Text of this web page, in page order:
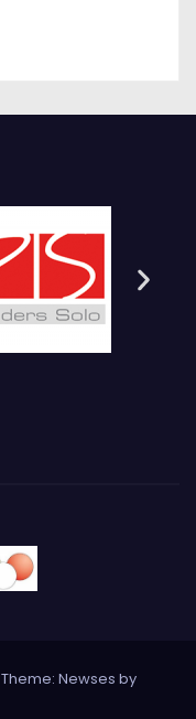
Theme: Newses by